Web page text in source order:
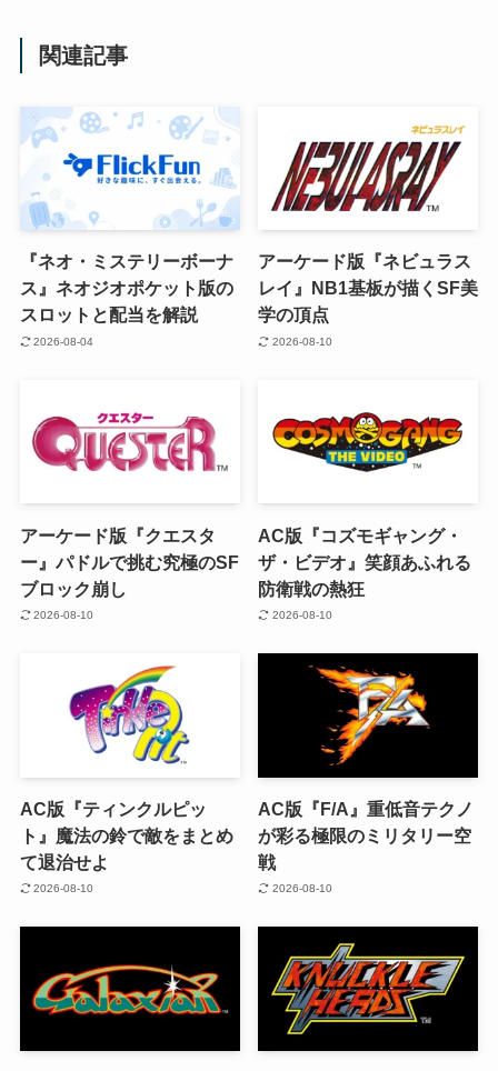
関連記事
『ネオ・ミステリーボーナ
ス』ネオジオポケット版の
スロットと配当を解説
2026-08-04
アーケード版『ネビュラス
レイ』NB1基板が描くSF美
学の頂点
2026-08-10
アーケード版『クエスタ
ー』パドルで挑む究極のSF
ブロック崩し
2026-08-10
AC版『コズモギャング・
ザ・ビデオ』笑顔あふれる
防衛戦の熱狂
2026-08-10
AC版『ティンクルピッ
ト』魔法の鈴で敵をまとめ
て退治せよ
2026-08-10
AC版『F/A』重低音テクノ
が彩る極限のミリタリー空
戦
2026-08-10